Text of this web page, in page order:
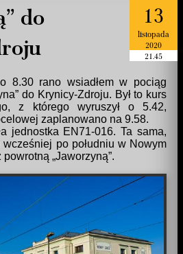
13
listopada
2020
21.45
do
8.30 rano wsiadłem w pociąg
do Krynicy-Zdroju. Był to kurs
z którego wyruszył o 5.42,
zaplanowano na 9.58.
jednostka EN71-016. Ta sama,
wcześniej po południu w Nowym
powrotną Jaworzyną .